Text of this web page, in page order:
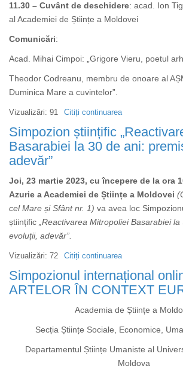
A
MOLDOVEI
NAȚIONALE
„LIMBA
CONGRESULUI
MONDIAL
(EDIȚIA
A
XII-
A)
11.30 – Cuvânt de deschidere: acad. Ion
al Academiei de Științe a Moldovei
Comunicări:
Acad. Mihai Cimpoi: „Grigore Vieru, poetul
Theodor Codreanu, membru de onoare al
Duminica Mare a cuvintelor”.
Citiți continuareadespre
Simpozion
științific
internațional
Vieru
–
odă
limbii
AȘM
Vizualizări: 91
Simpozion științific
Basarabiei la 30 de ani:
adevăr”
Joi, 23 martie 2023, cu începere de la ora
Azurie a Academiei de Științe a Moldovei
cel Mare și Sfânt nr. 1) va avea loc
științific „Reactivarea Mitropoliei Basarabiei
evoluții, adevăr”.
Citiți continuareadespre
Simpozion
științific
„Reactivarea
Mitropoliei
Basarabiei
30
de
Vizualizări: 72
Simpozionul internațional
ARTELOR ÎN CONTEXT
Academia de Științe a
Secția Științe Sociale, Economice,
Departamentul Științe Umaniste al
Moldova